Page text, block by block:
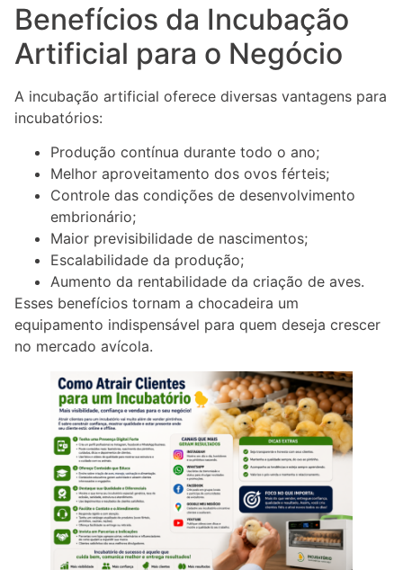
Benefícios da Incubação
Artificial para o Negócio
A incubação artificial oferece diversas vantagens para
incubatórios:
Produção contínua durante todo o ano;
Melhor aproveitamento dos ovos férteis;
Controle das condições de desenvolvimento
embrionário;
Maior previsibilidade de nascimentos;
Escalabilidade da produção;
Aumento da rentabilidade da criação de aves.
Esses benefícios tornam a chocadeira um
equipamento indispensável para quem deseja crescer
no mercado avícola.